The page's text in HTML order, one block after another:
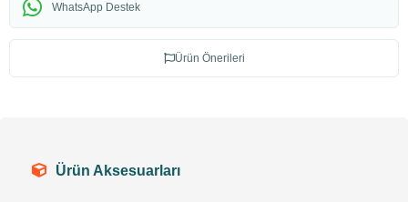
WhatsApp Destek
Ürün Önerileri
Ürün Aksesuarları